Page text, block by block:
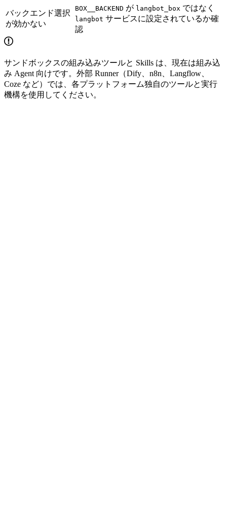
バックエンド選択
が効かない
BOX__BACKEND が langbot_box ではなく
langbot サービスに設定されているか確
認
サンドボックスの組み込みツールと Skills は、現在は組み込
み Agent 向けです。外部 Runner（Dify、n8n、Langflow、
Coze など）では、各プラットフォーム独自のツールと実行
機構を使用してください。